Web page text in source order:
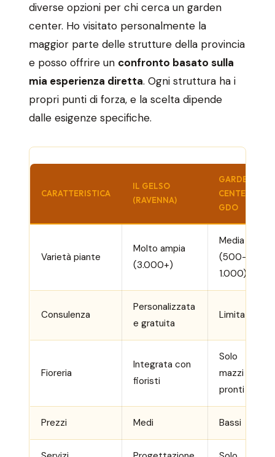
diverse opzioni per chi cerca un garden
center. Ho visitato personalmente la
maggior parte delle strutture della provincia
e posso offrire un confronto basato sulla
mia esperienza diretta. Ogni struttura ha i
propri punti di forza, e la scelta dipende
dalle esigenze specifiche.
CARATTERISTICA
IL GELSO
(RAVENNA)
GARDEN
CENTER
GDO
Varietà piante
Molto ampia
(3.000+)
Media
(500-
1.000)
Consulenza
Personalizzata
e gratuita
Limitata
Fioreria
Integrata con
fioristi
Solo
mazzi
pronti
Prezzi Medi Bassi